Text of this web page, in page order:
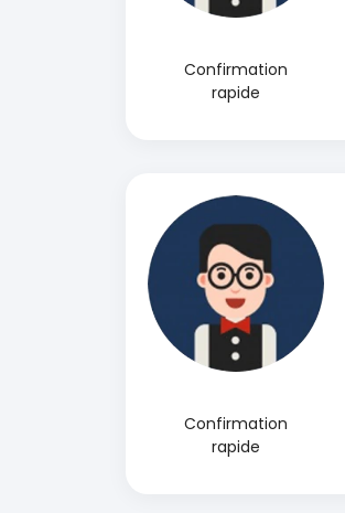
Confirmation
rapide
Confirmation
rapide